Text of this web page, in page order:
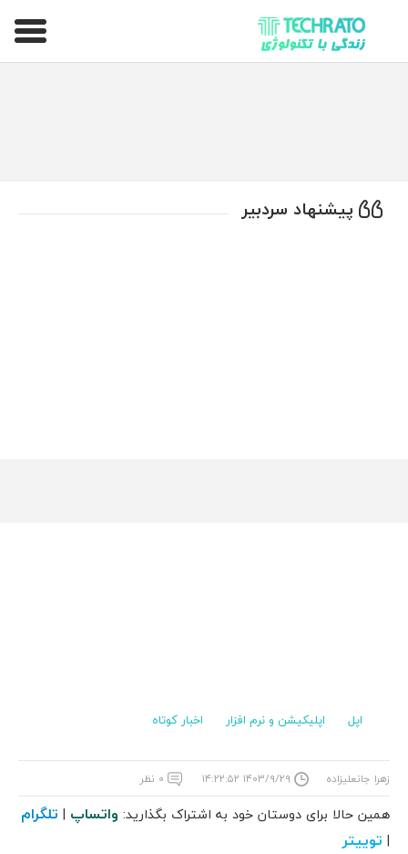
تکراتو – زندگی با تکنولوژی
پیشنهاد سردبیر
اپل اپلیکیشن و نرم افزار اخبار کوتاه
زهرا جانعلیزاده ۱۴۰۳/۹/۲۹ ۱۴:۲۲:۵۲ ۰ نظر
همین حالا برای دوستان خود به اشتراک بگذارید: واتساپ | تلگرام
| توییتر